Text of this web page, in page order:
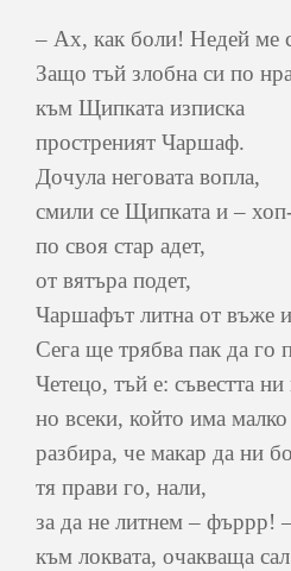
– Ах, как боли! Недей ме
Защо тъй злобна си по
към Щипката изписка
простреният Чаршаф.
Дочула неговата вопла,
смили се Щипката и –
по своя стар адет,
от вятъра подет,
Чаршафът литна от въже
Сега ще трябва пак да го
Четецо, тъй е: съвестта
но всеки, който има
разбира, че макар да ни
тя прави го, нали,
за да не литнем – фъррр!
към локвата, очакваща